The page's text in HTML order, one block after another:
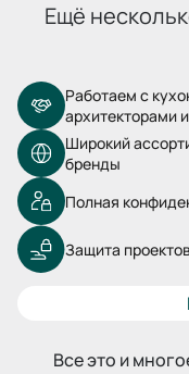
Ещё
Работаем с
архитекторами
Широкий
бренды
Полная
Защита проектов
Все это и